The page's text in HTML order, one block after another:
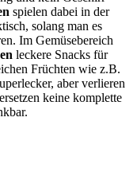
spielen dabei in der
solang man es
Im Gemüsebereich
leckere Snacks für
Früchten wie z.B.
aber verlieren
keine komplette